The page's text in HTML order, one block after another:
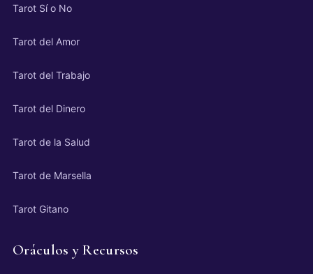
Tarot Sí o No
Tarot del Amor
Tarot del Trabajo
Tarot del Dinero
Tarot de la Salud
Tarot de Marsella
Tarot Gitano
Oráculos y Recursos